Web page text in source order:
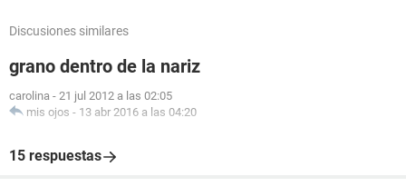
Discusiones similares
grano dentro de la nariz
carolina - 21 jul 2012 a las 02:05
mis ojos - 13 abr 2016 a las 04:20
15 respuestas